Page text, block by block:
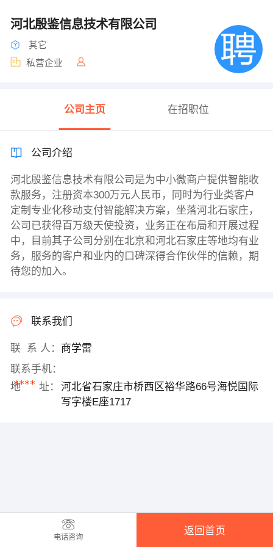
河北殷鉴信息技术有限公司
其它
私营企业
公司主页 在招职位
公司介绍
河北殷鉴信息技术有限公司是为中小微商户提供智能收
款服务，注册资本300万元人民币，同时为行业类客户
定制专业化移动支付智能解决方案，坐落河北石家庄，
公司已获得百万级天使投资，业务正在布局和开展过程
中，目前其子公司分别在北京和河北石家庄等地均有业
务，服务的客户和业内的口碑深得合作伙伴的信赖，期
待您的加入。
联系我们
联 系 人： 商学雷
联系手机：
****
地 址：
河北省石家庄市桥西区裕华路66号海悦国际
写字楼E座1717
电话咨询
返回首页